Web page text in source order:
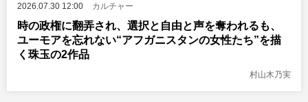
2026.07.30 12:00 カルチャー
時の政権に翻弄され、選択と自由と声を奪われるも、
ユーモアを忘れない“アフガニスタンの女性たち”を描
く珠玉の2作品
村山木乃実